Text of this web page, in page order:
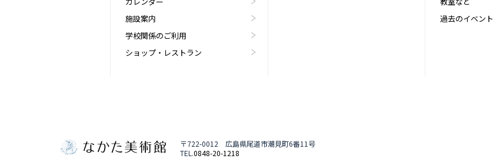
施設案内
学校関係のご利用
ショップ・レストラン
過去のイベント
〒722-0012 広島県尾道市潮見町6番11号
TEL.0848-20-1218